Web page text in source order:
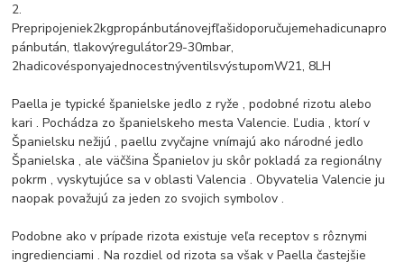
2.
Prepripojeniek2kgpropánbutánovejfľašidoporučujemehadicunapro
pánbután,tlakovýregulátor29-30mbar,
2hadicovésponyajednocestnýventilsvýstupomW21, 8LH
Paella je typické španielske jedlo z ryže , podobné rizotu alebo
kari .Pochádza zo španielskeho mesta Valencie. Ľudia , ktorí v
Španielsku nežijú , paellu zvyčajne vnímajú ako národné jedlo
Španielska , ale väčšina Španielov ju skôr pokladá za regionálny
pokrm , vyskytujúce sa v oblasti Valencia .Obyvatelia Valencie ju
naopak považujú za jeden zo svojich symbolov .
Podobne ako v prípade rizota existuje veľa receptov s rôznymi
ingredienciami .Na rozdiel od rizota sa však v Paella častejšie